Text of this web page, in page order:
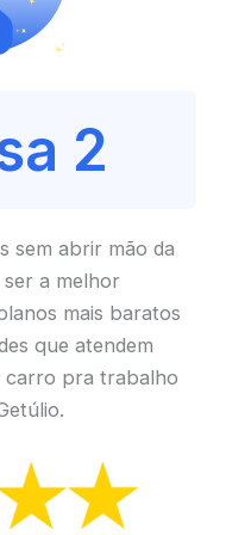
2
sem abrir mão da
a melhor
mais baratos
que atendem
carro pra trabalho